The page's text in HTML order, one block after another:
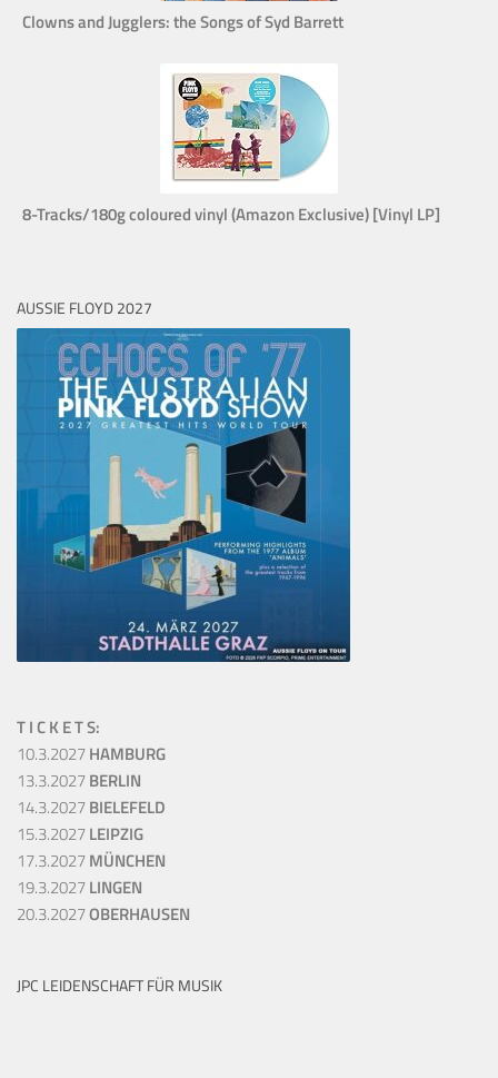
Clowns and Jugglers: the Songs of Syd Barrett
8-Tracks/180g coloured vinyl (Amazon Exclusive) [Vinyl LP]
AUSSIE FLOYD 2027
T I C K E T S:
10.3.2027HAMBURG
13.3.2027BERLIN
14.3.2027BIELEFELD
15.3.2027LEIPZIG
17.3.2027MÜNCHEN
19.3.2027LINGEN
20.3.2027OBERHAUSEN
JPC LEIDENSCHAFT FÜR MUSIK